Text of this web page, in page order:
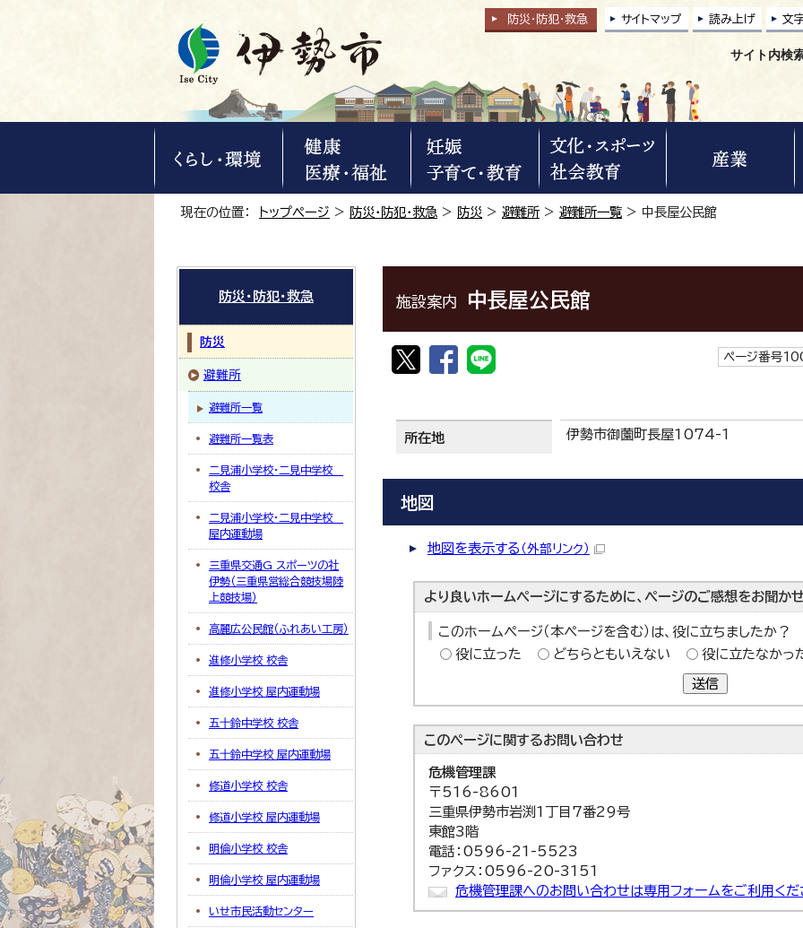
防災・防犯・救急 サイトマップ 読み上げ 文
サイト内検
現在の位置： トップページ > 防災・防犯・救急 > 防災 > 避難所 > 避難所一覧 > 中長屋公民館
施設案内 中長屋公民館
ページ番号
所在地 伊勢市御薗町長屋1074-1
地図
地図を表示する （外部リンク）
より良いホームページにするために、ページのご感想をお聞か
このホームページ（本ページを含む）は、役に立ちましたか？
役に立った
どちらともいえない 役に立たなかっ
送信
このページに関するお問い合わせ
危機管理課
〒516-8601
三重県伊勢市岩渕1丁目7番29号
東館3階
電話：0596-21-5523
ファクス：0596-20-3151
危機管理課へのお問い合わせは専用フォームをご利用くだ
防災・防犯・救急
防災
避難所
避難所一覧
避難所一覧表
二見浦小学校・二見中学校
校舎
二見浦小学校・二見中学校
屋内運動場
三重県交通G スポーツの社
伊勢（三重県営総合競技場陸
上競技場）
高麗広公民館（ふれあい工房）
進修小学校 校舎
進修小学校 屋内運動場
五十鈴中学校 校舎
五十鈴中学校 屋内運動場
修道小学校 校舎
修道小学校 屋内運動場
明倫小学校 校舎
明倫小学校 屋内運動場
いせ市民活動センター